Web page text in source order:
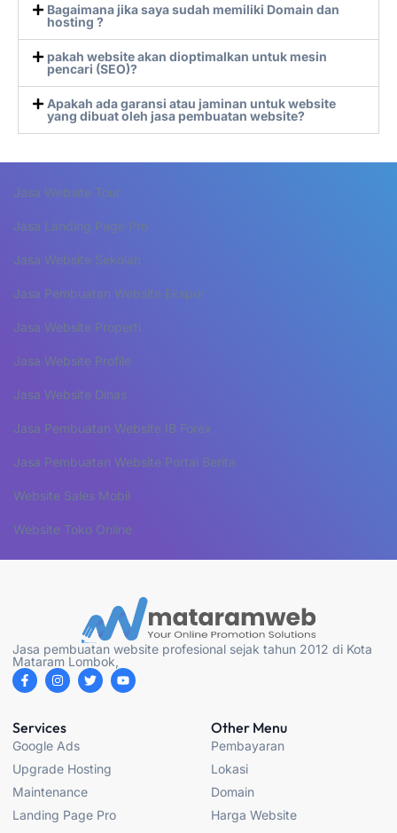
Bagaimana jika saya sudah memiliki Domain dan
hosting ?
pakah website akan dioptimalkan untuk mesin
pencari (SEO)?
Apakah ada garansi atau jaminan untuk website
yang dibuat oleh jasa pembuatan website?
Jasa Website Tour
Jasa Landing Page Pro
Jasa Website Sekolah
Jasa Pembuatan Website Ekspor
Jasa Website Properti
Jasa Website Profile
Jasa Website Dinas
Jasa Pembuatan Website IB Forex
Jasa Pembuatan Website Portal Berita
Website Sales Mobil
Website Toko Online
Jasa pembuatan website profesional sejak tahun 2012 di Kota
Mataram Lombok,
F
a
c
b
o
o
-
I
n
s
a
g
r
m
T
w
i
Y
o
u
Services
Google Ads
Upgrade Hosting
Maintenance
Landing Page Pro
Other Menu
Pembayaran
Lokasi
Domain
Harga Website